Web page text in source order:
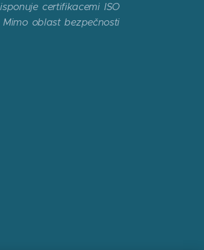
certifikacemi ISO
oblast bezpečnosti